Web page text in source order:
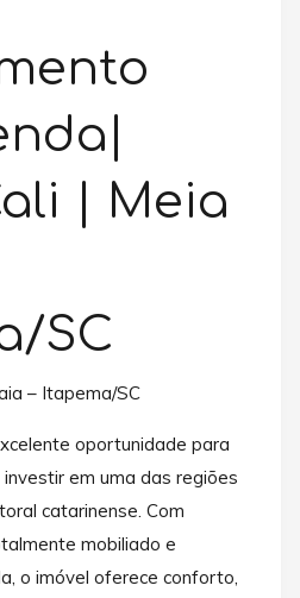
| Meia
SC
– Itapema/SC
oportunidade para
em uma das regiões
catarinense. Com
mobiliado e
o imóvel oferece conforto,